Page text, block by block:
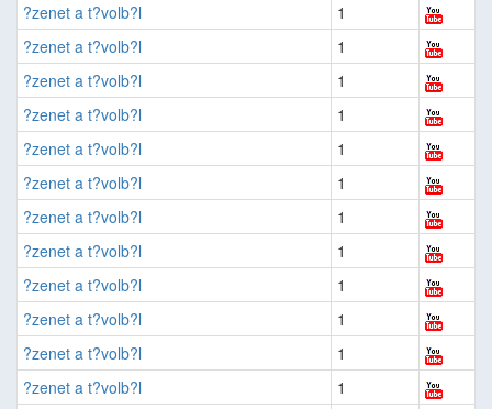
?zenet a t?volb?l
1
?zenet a t?volb?l
1
?zenet a t?volb?l
1
?zenet a t?volb?l
1
?zenet a t?volb?l
1
?zenet a t?volb?l
1
?zenet a t?volb?l
1
?zenet a t?volb?l
1
?zenet a t?volb?l
1
?zenet a t?volb?l
1
?zenet a t?volb?l
1
?zenet a t?volb?l
1